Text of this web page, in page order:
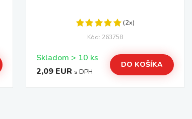
(2x)
Kód: 263758
Skladom > 10 ks
2,09 EUR s DPH
DO KOŠÍKA